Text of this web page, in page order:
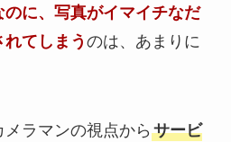
に、写真がイマイチなだ
てしまう のは、あまりに
ラマンの視点から サービ